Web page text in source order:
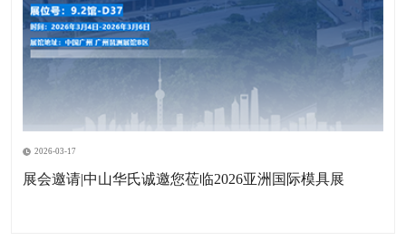
2026-03-17
展会邀请|中山华氏诚邀您莅临2026亚洲国际模具展